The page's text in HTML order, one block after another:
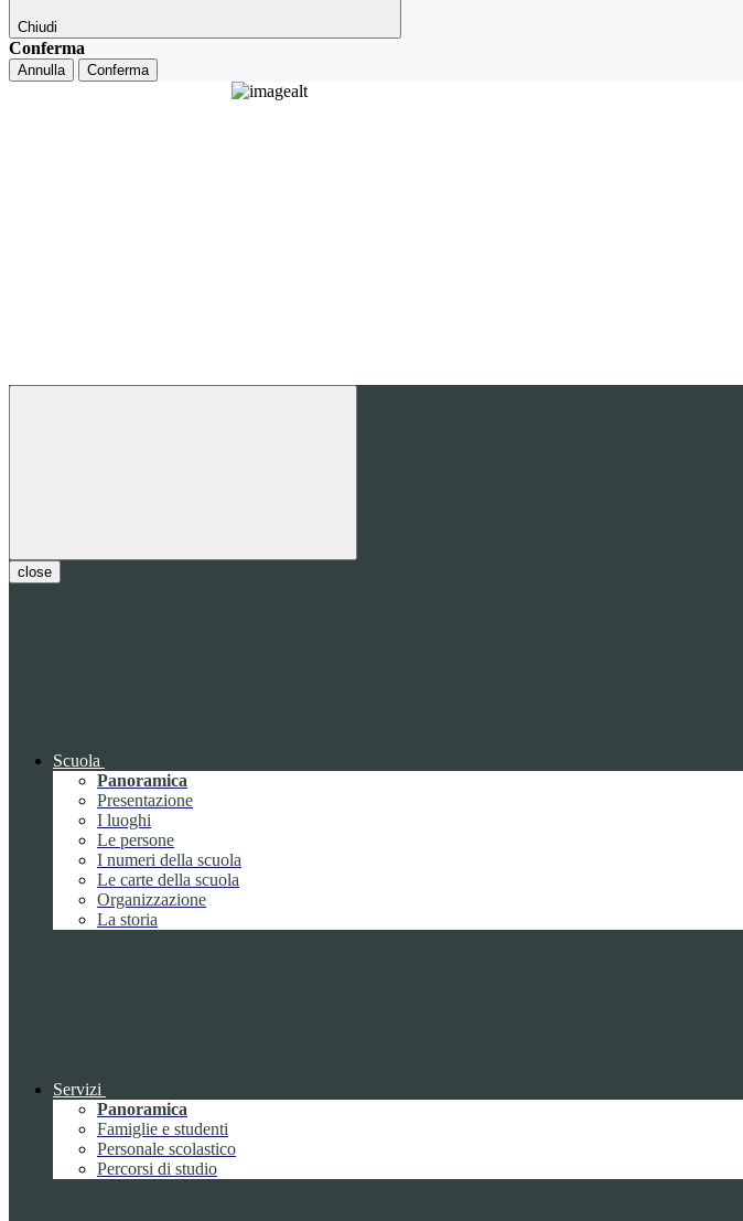
Chiudi
Conferma
Annulla Conferma
close
Scuola
Panoramica
Presentazione
I luoghi
Le persone
I numeri della scuola
Le carte della scuola
Organizzazione
La storia
Servizi
Panoramica
Famiglie e studenti
Personale scolastico
Percorsi di studio